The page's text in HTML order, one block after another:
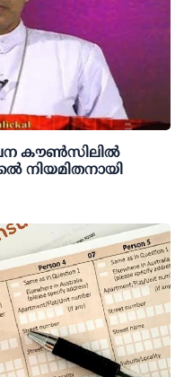
കൗണ്‍സിലില്‍
നിയമിതനായി